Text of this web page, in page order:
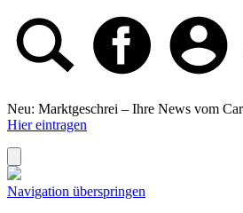
Neu: Marktgeschrei – Ihre News vom
Hier eintragen
Navigation überspringen